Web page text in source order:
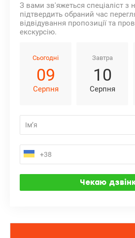
З вами зв'яжеться спеціаліст з
підтвердить обраний час
відвідування пропозиції та
екскурсію.
Сьогодні
09
Серпня
Завтра
10
Серпня